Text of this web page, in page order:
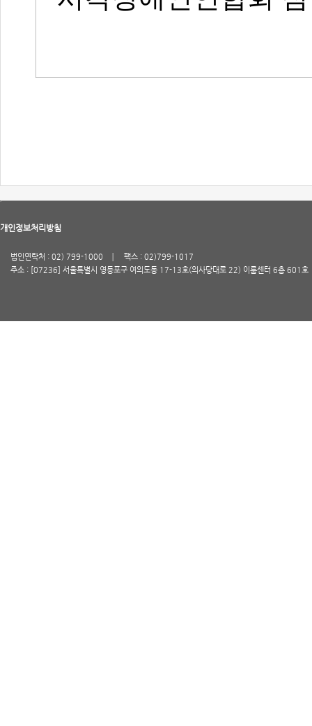
개인정보처리방침
법인연락처 : 02) 799-1000
팩스 : 02)799-1017
주소 : [07236] 서울특별시 영등포구 여의도동 17-13호(의사당대로 22) 이룸센터 6층 601호